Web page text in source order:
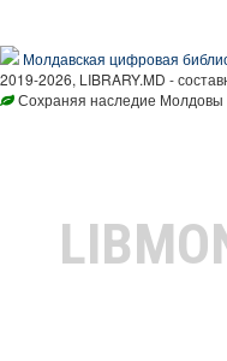
Молдавская цифровая
2019-2026, LIBRARY.MD -
Сохраняя наследие Молдовы